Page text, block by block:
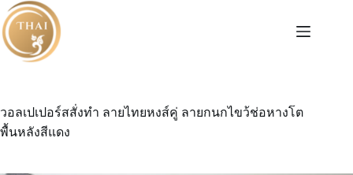
Skip
to
content
วอลเปเปอร์สสั่งทํา ลายไทยหงส์คู่ ลายกนกไขว้ช่อหางโต
พื้นหลังสีแดง